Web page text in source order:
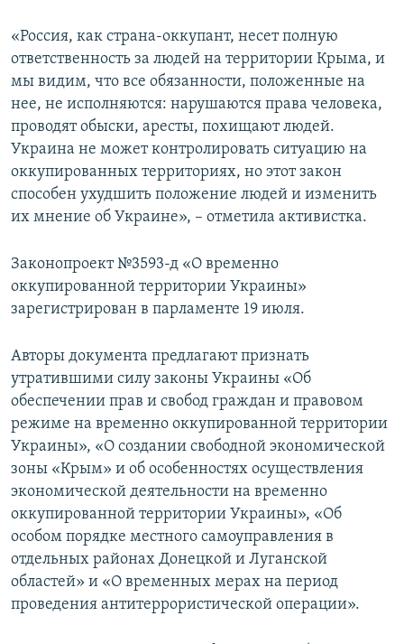
«Россия, как страна-оккупант, несет полную
ответственность за людей на территории Крыма, и
мы видим, что все обязанности, положенные на
нее, не исполняются: нарушаются права человека,
проводят обыски, аресты, похищают людей.
Украина не может контролировать ситуацию на
оккупированных территориях, но этот закон
способен ухудшить положение людей и изменить
их мнение об Украине», – отметила активистка.
Законопроект №3593-д «О временно
оккупированной территории Украины»
зарегистрирован в парламенте 19 июля.
Авторы документа предлагают признать
утратившими силу законы Украины «Об
обеспечении прав и свобод граждан и правовом
режиме на временно оккупированной территории
Украины», «О создании свободной экономической
зоны «Крым» и об особенностях осуществления
экономической деятельности на временно
оккупированной территории Украины», «Об
особом порядке местного самоуправления в
отдельных районах Донецкой и Луганской
областей» и «О временных мерах на период
проведения антитеррористической операции».